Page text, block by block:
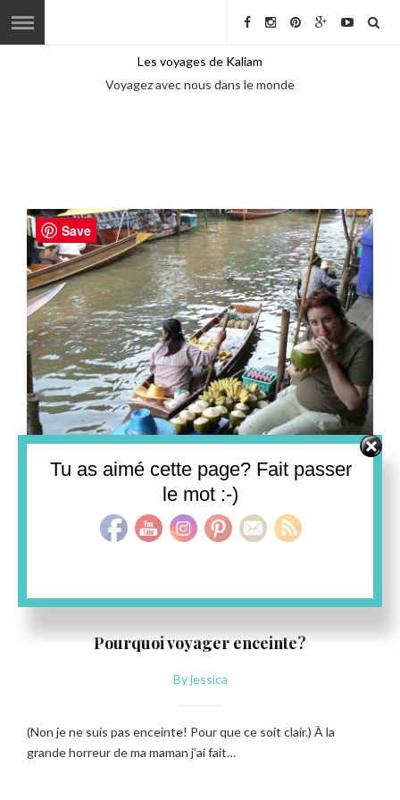
Les voyages de Kaliam
Voyagez avec nous dans le monde
THAILANDE
Pourquoi voyager enceinte?
Byjessica
(Non je ne suis pas enceinte! Pour que ce soit clair.) À la
grande horreur de ma maman j’ai fait…
Tu as aimé cette page? Fait passer
le mot :-)
Set Youtube Channel ID
Save